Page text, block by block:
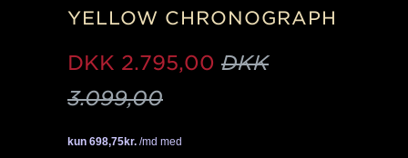
YELLOW CHRONOGRAPH
DKK 2.795,00 DKK
3.099,00